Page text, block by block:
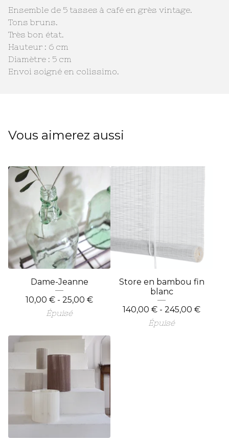
Ensemble de 5 tasses à café en grès vintage.
Tons bruns.
Très bon état.
Hauteur : 6 cm
Diamètre : 5 cm
Envoi soigné en colissimo.
Vous aimerez aussi
Dame-Jeanne
10,00 € - 25,00 €
Épuisé
Store en bambou fin
blanc
140,00 € - 245,00 €
Épuisé